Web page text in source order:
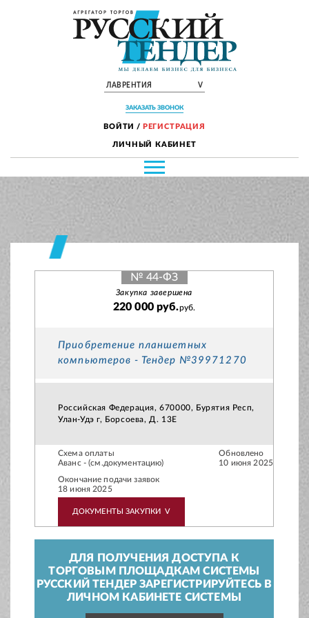
ЛАВРЕНТИЯ V
ЗАКАЗАТЬ ЗВОНОК
ВОЙТИ / РЕГИСТРАЦИЯ
ЛИЧНЫЙ КАБИНЕТ
№ 44-ФЗ
Закупка завершена
220 000 руб.руб.
Приобретение планшетных
компьютеров - Тендер №39971270
Российская Федерация, 670000, Бурятия Респ,
Улан-Удэ г, Борсоева, Д. 13Е
Схема оплаты
Аванс - (см.документацию)
Обновлено
10 июня 2025
Окончание подачи заявок
18 июня 2025
ДОКУМЕНТЫ ЗАКУПКИ V
ДЛЯ ПОЛУЧЕНИЯ ДОСТУПА К
ТОРГОВЫМ ПЛОЩАДКАМ СИСТЕМЫ
РУССКИЙ ТЕНДЕР ЗАРЕГИСТРИРУЙТЕСЬ В
ЛИЧНОМ КАБИНЕТЕ СИСТЕМЫ